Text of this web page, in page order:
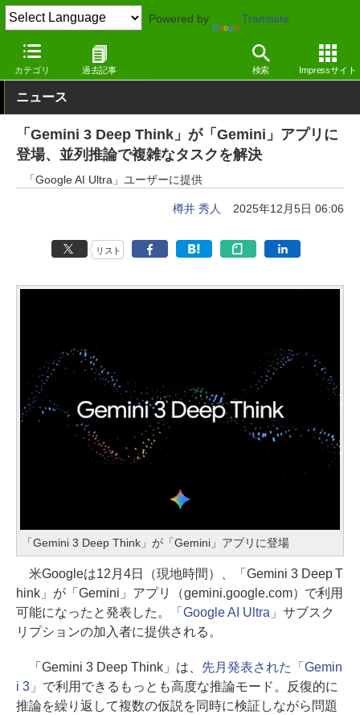
Powered by Translate
カテゴリ 過去記事 検索 Impressサイト
窓の杜 生成AI Gemini
ニュース
「Gemini 3 Deep Think」が「Gemini」アプリに
登場、並列推論で複雑なタスクを解決
「Google AI Ultra」ユーザーに提供
樽井 秀人 2025年12月5日 06:06
リスト
「Gemini 3 Deep Think」が「Gemini」アプリに登場
米Googleは12月4日（現地時間）、「Gemini 3 Deep T
hink」が「Gemini」アプリ（gemini.google.com）で利用
可能になったと発表した。
「Google AI Ultra」 サブスク
リプションの加入者に提供される。
「Gemini 3 Deep Think」は、 先月発表された「Gemin
i 3」 で利用できるもっとも高度な推論モード。反復的に
推論を繰り返して複数の仮説を同時に検証しながら問題